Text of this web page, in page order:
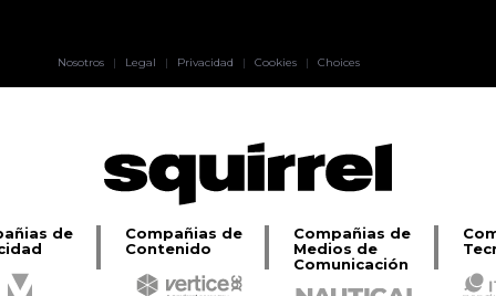
Nosotros | Legal | Privacidad | Cookies | Choices
de
Compañias de
Contenido
Compañias de
Medios de
Comunicación